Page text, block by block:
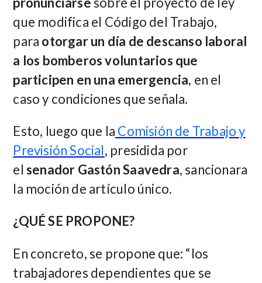
que modifica el Código del Trabajo,
para otorgar un día de descanso laboral
a los bomberos voluntarios que
participen en una emergencia, en el
caso y condiciones que señala.
Esto, luego que la Comisión de Trabajo y
Previsión Social, presidida por
el senador Gastón Saavedra, sancionara
la moción de artículo único.
¿QUÉ SE PROPONE?
En concreto, se propone que: “los
trabajadores dependientes que se